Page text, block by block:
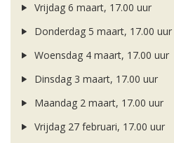
Vrijdag 6 maart, 17.00 uur
Donderdag 5 maart, 17.00 uur
Woensdag 4 maart, 17.00 uur
Dinsdag 3 maart, 17.00 uur
Maandag 2 maart, 17.00 uur
Vrijdag 27 februari, 17.00 uur